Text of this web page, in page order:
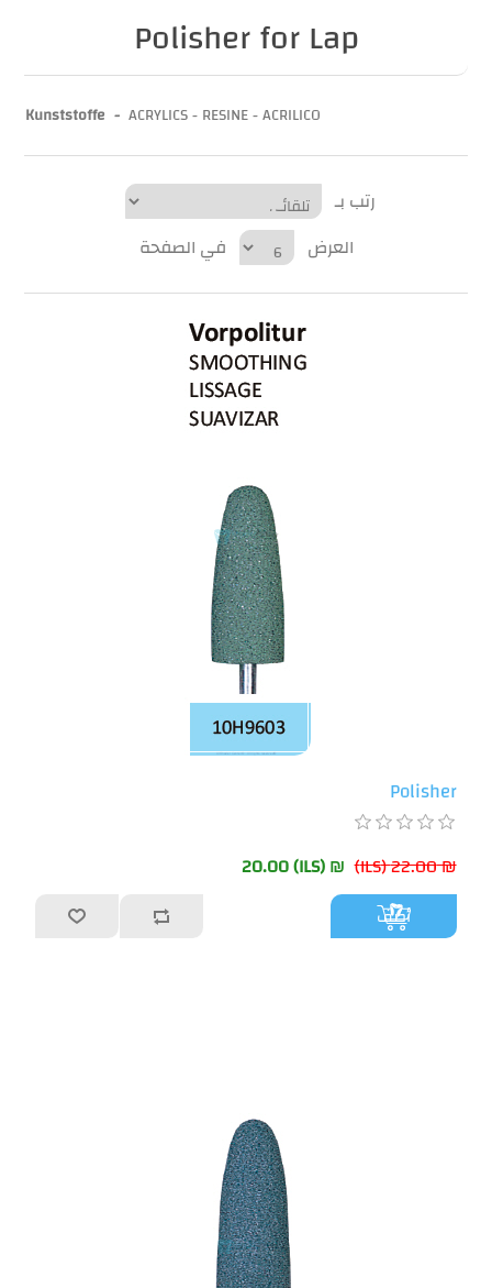
Polisher for Lap
Kunststoffe - ACRYLICS - RESINE - ACRILICO
رتب بـ
العرض
في الصفحة
Polisher
₪ 22.00 (ILS)
₪ 20.00 (ILS)
أضف